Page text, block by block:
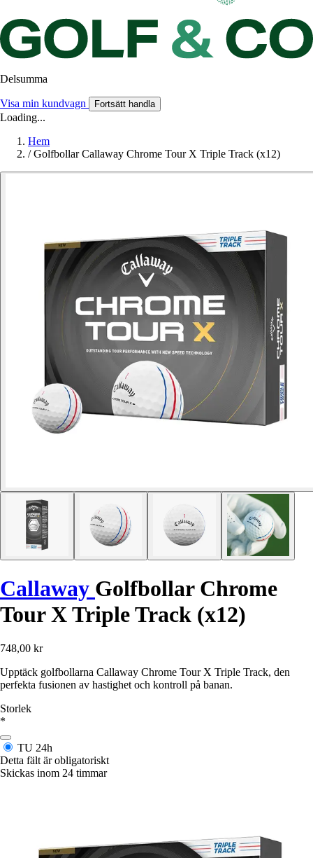
Delsumma
Visa min kundvagn Fortsätt handla
Loading...
Hem
/ Golfbollar Callaway Chrome Tour X Triple Track (x12)
Callaway Golfbollar Chrome
Tour X Triple Track (x12)
748,00 kr
Upptäck golfbollarna Callaway Chrome Tour X Triple Track, den
perfekta fusionen av hastighet och kontroll på banan.
Storlek
*
TU 24h
Detta fält är obligatoriskt
Skickas inom 24 timmar